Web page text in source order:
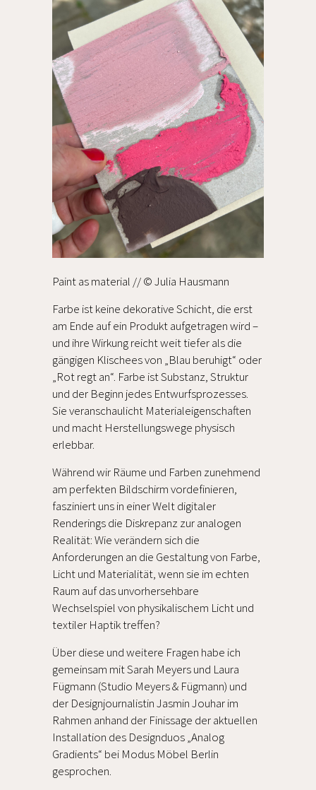
Paint as material // © Julia Hausmann
Farbe ist keine dekorative Schicht, die erst
am Ende auf ein Produkt aufgetragen wird –
und ihre Wirkung reicht weit tiefer als die
gängigen Klischees von „Blau beruhigt“ oder
„Rot regt an“. Farbe ist Substanz, Struktur
und der Beginn jedes Entwurfsprozesses.
Sie veranschaulicht Materialeigenschaften
und macht Herstellungswege physisch
erlebbar.
Während wir Räume und Farben zunehmend
am perfekten Bildschirm vordefinieren,
fasziniert uns in einer Welt digitaler
Renderings die Diskrepanz zur analogen
Realität: Wie verändern sich die
Anforderungen an die Gestaltung von Farbe,
Licht und Materialität, wenn sie im echten
Raum auf das unvorhersehbare
Wechselspiel von physikalischem Licht und
textiler Haptik treffen?
Über diese und weitere Fragen habe ich
gemeinsam mit Sarah Meyers und Laura
Fügmann (Studio Meyers & Fügmann) und
der Designjournalistin Jasmin Jouhar im
Rahmen anhand der Finissage der aktuellen
Installation des Designduos „Analog
Gradients“ bei Modus Möbel Berlin
gesprochen.